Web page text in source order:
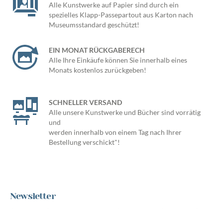
Alle Kunstwerke auf Papier sind durch ein
spezielles Klapp-Passepartout aus Karton nach
Museumsstandard geschützt!
EIN MONAT RÜCKGABERECH
Alle Ihre Einkäufe können Sie innerhalb eines
Monats kostenlos zurückgeben!
SCHNELLER VERSAND
Alle unsere Kunstwerke und Bücher sind vorrätig
und
werden innerhalb von einem Tag nach Ihrer
Bestellung verschickt"!
Newsletter